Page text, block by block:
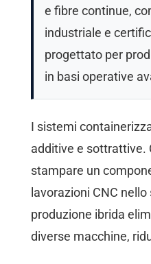
e fibre continue,
industriale e
progettato per
in basi operative
I sistemi
additive e sottrattive.
stampare un
lavorazioni CNC
produzione ibrida
diverse macchine,